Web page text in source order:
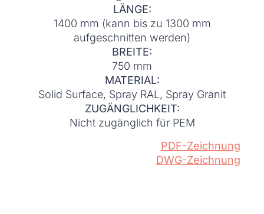
LÄNGE:
1400 mm (kann bis zu 1300 mm
aufgeschnitten werden)
BREITE:
750 mm
MATERIAL:
Solid Surface, Spray RAL, Spray Granit
ZUGÄNGLICHKEIT:
Nicht zugänglich für PEM
PDF-Zeichnung
DWG-Zeichnung